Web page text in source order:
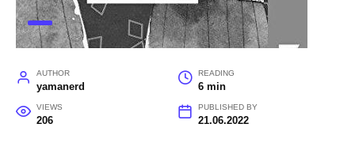
AUTHOR
yamanerd
READING
6 min
VIEWS
206
PUBLISHED BY
21.06.2022